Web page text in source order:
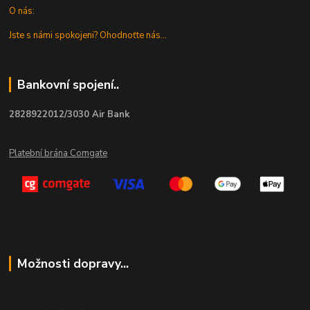
O nás:
Jste s námi spokojeni? Ohodnoťte nás...
Bankovní spojení..
2828922012/3030 Air Bank
Platební brána Comgate
Možnosti dopravy...